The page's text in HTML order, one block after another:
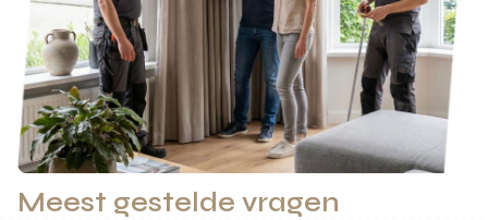
Meest gestelde vragen